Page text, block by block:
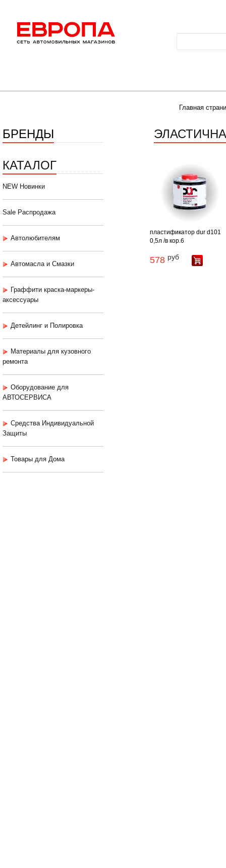
Главная
БРЕНДЫ
КАТАЛОГ
NEW Новинки
Sale Распродажа
Автолюбителям
Автомасла и Смазки
Граффити краска-маркеры-
аксессуары
Детейлинг и Полировка
Материалы для кузовного
ремонта
Оборудование для
АВТОСЕРВИСА
Средства Индивидуальной
Защиты
Товары для Дома
пластификатор dur d101
0,5л /в кор.6
578 руб